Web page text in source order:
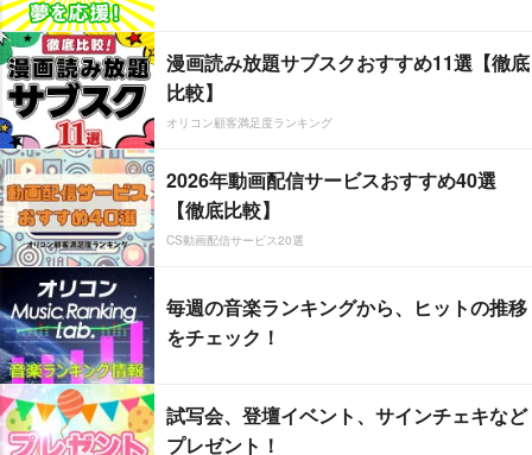
漫画読み放題サブスクおすすめ11選【徹底
比較】
オリコン顧客満足度ランキング
2026年動画配信サービスおすすめ40選
【徹底比較】
CS動画配信サービス20選
毎週の音楽ランキングから、ヒットの推移
をチェック！
試写会、登壇イベント、サインチェキなど
プレゼント！